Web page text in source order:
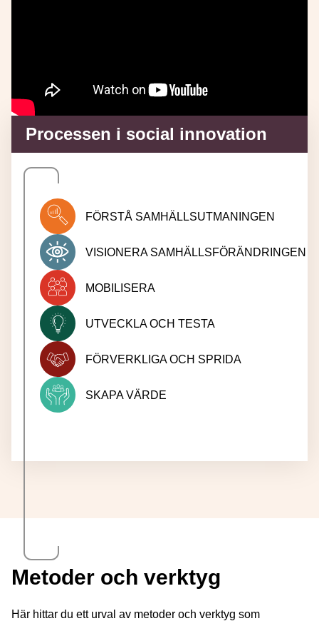
Processen i social innovation
FÖRSTÅ SAMHÄLLSUTMANINGEN
VISIONERA SAMHÄLLSFÖRÄNDRINGEN
MOBILISERA
UTVECKLA OCH TESTA
FÖRVERKLIGA OCH SPRIDA
SKAPA VÄRDE
Metoder och verktyg
Här hittar du ett urval av metoder och verktyg som